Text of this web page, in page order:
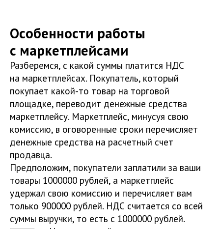
Особенности работы
с маркетплейсами
Разберемся, с какой суммы платится НДС
на маркетплейсах. Покупатель, который
покупает какой-то товар на торговой
площадке, переводит денежные средства
маркетплейсу. Маркетплейс, минусуя свою
комиссию, в оговоренные сроки перечисляет
денежные средства на расчетный счет
продавца.
Предположим, покупатели заплатили за ваши
товары 1000000 рублей, а маркетплейс
удержал свою комиссию и перечисляет вам
только 900000 рублей. НДС считается со всей
суммы выручки, то есть с 1000000 рублей.